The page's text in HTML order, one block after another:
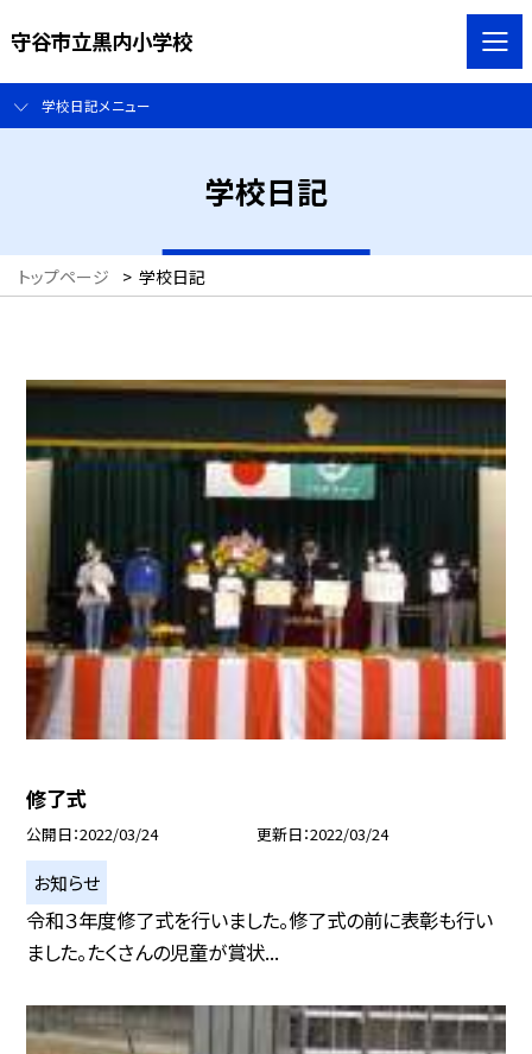
守谷市立黒内小学校
学校日記メニュー
学校日記
トップページ > 学校日記
修了式
公開日 2022/03/24 更新日 2022/03/24
お知らせ
令和３年度修了式を行いました。修了式の前に表彰も行い
ました。たくさんの児童が賞状...